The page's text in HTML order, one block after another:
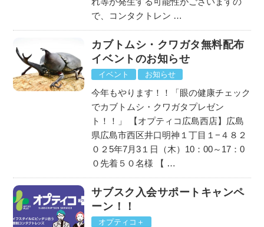
で、コンタクトレン …
カブトムシ・クワガタ無料配布
イベントのお知らせ
イベント お知らせ
今年もやります！！「眼の健康チェック
でカブトムシ・クワガタプレゼン
ト！！」 【オプティコ広島西店】広島
県広島市西区井口明神１丁目１−４８２
０２5年7月3１日（木）10：00～17：0
０先着５０名様 【 …
サブスク入会サポートキャンペ
ーン！！
オプティコ＋